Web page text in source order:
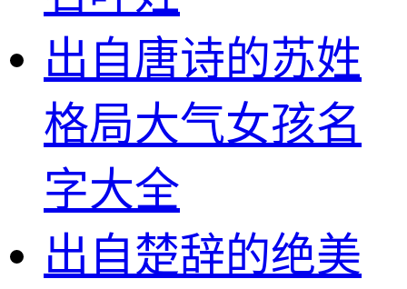
出自唐诗的苏姓
格局大气女孩名
字大全
出自楚辞的绝美